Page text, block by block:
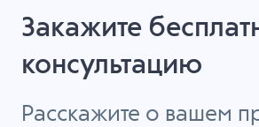
Закажите
консультацию
Расскажите о вашем